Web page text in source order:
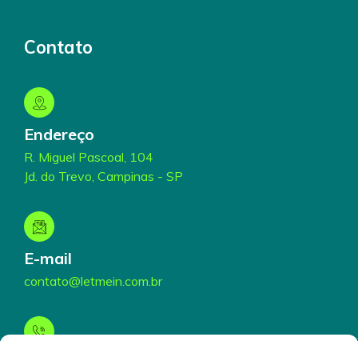
Contato
Endereço
R. Miguel Pascoal, 104
Jd. do Trevo, Campinas - SP
E-mail
contato@letmein.com.br